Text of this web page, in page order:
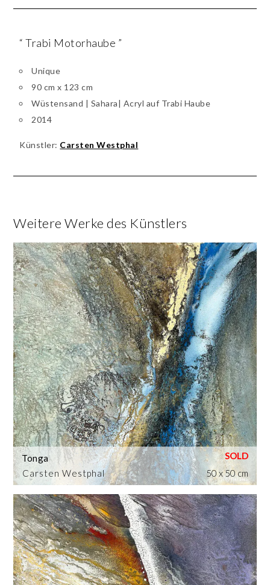
“ Trabi Motorhaube ”
Unique
90 cm x 123 cm
Wüstensand | Sahara| Acryl auf Trabi Haube
2014
Künstler: Carsten Westphal
Weitere Werke des Künstlers
Carsten Westphal
Tonga
50 x 50 cm